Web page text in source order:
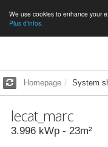
We use cookies to enhance your
Plus d'infos.
Homepage System
lecat_marc
3.996 kWp - 23m²